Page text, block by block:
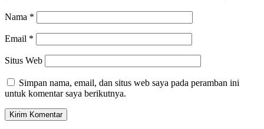
Nama *
Email *
Situs Web
Simpan nama, email, dan situs web saya pada peramban ini
untuk komentar saya berikutnya.